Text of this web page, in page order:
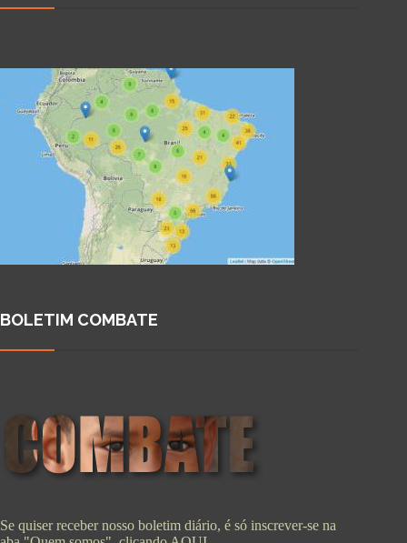
BOLETIM COMBATE
Se quiser receber nosso boletim diário, é só inscrever-se na